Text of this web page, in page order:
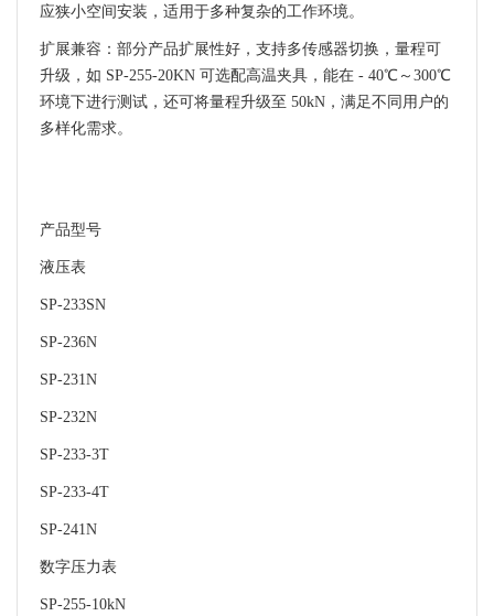
应狭小空间安装，适用于多种复杂的工作环境。
扩展兼容：部分产品扩展性好，支持多传感器切换，量程可
升级，如 SP-255-20KN 可选配高温夹具，能在 - 40℃～300℃
环境下进行测试，还可将量程升级至 50kN，满足不同用户的
多样化需求。
产品型号
液压表
SP-233SN
SP-236N
SP-231N
SP-232N
SP-233-3T
SP-233-4T
SP-241N
数字压力表
SP-255-10kN